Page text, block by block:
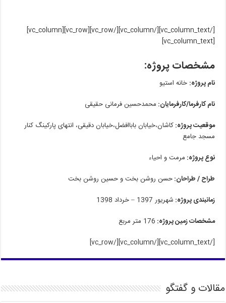
[/vc_column_text][/vc_column][/vc_row][vc_row][vc_column]
[vc_column_text]
مشخصات پروژه:
نام پروژه: خانه استیو
نام کارفرما/کارفرمایان: محمدحسین فرمانی حقیقی
موقعیت پروژه:کاشان،خیابان باباافضل،خیابان دقیقی، انتهای پارکینگ‌ کنار
مسجد جامع
نوع پروژه: مرمت و احیاء
طراح / طراحان:حسن روشن بختوحسین روشن بخت
زمانبندی پروژه: شهریور 1397 – خرداد 1398
مشخصات زمین پروژه: 176 متر مربع
[/vc_column_text][/vc_column][/vc_row]
مقالات و گفتگو